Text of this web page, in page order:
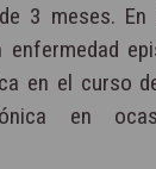
3 meses.
enfermedad
en el curso
en